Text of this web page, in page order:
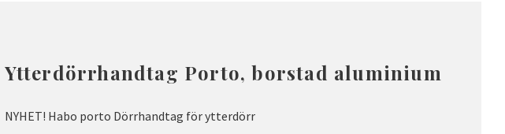
Ytterdörrhandtag Porto, borstad aluminium
NYHET! Habo porto Dörrhandtag för ytterdörr